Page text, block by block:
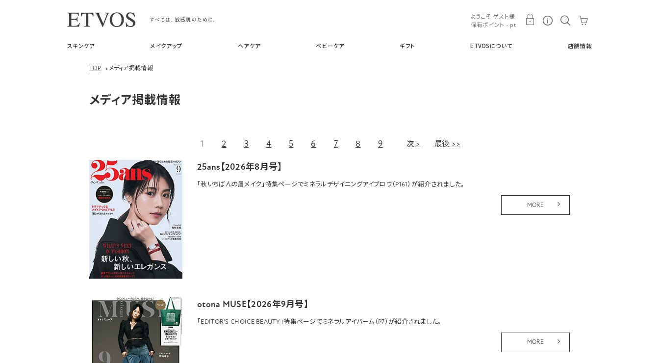
スキンケア メイクアップ ヘアケア ベビーケア ギフト ETVOSについて 店舗情報
ようこそ ゲスト様
保有ポイント - pt
TOP >メディア掲載情報
メディア掲載情報
1 2 3 4 5 6 7 8 9 次 最後
25ans【2026年8月号】
「秋いちばんの眉メイク」特集ページでミネラルデザイニングアイブロウ（P161）が紹介されました。
MORE
otona MUSE【2026年9月号】
「EDITOR'S CHOICE BEAUTY」特集ページでミネラルアイバーム （P7）が紹介されました。
MORE